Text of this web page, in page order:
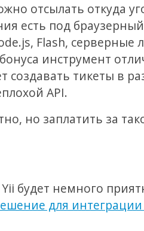
отсылать откуда
есть под браузерный
Flash, серверные
инструмент
создавать тикеты в
API.
но заплатить за
будет немного
для